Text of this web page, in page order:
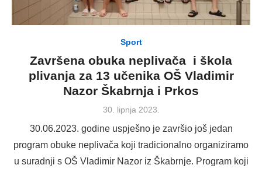
Sport
Završena obuka neplivača i škola
plivanja za 13 učenika OŠ Vladimir
Nazor Škabrnja i Prkos
Posted
30. lipnja 2023.
30.06.2023. godine uspješno je završio još jedan
program obuke neplivača koji tradicionalno organiziramo
u suradnji s OŠ Vladimir Nazor iz Škabrnje. Program koji